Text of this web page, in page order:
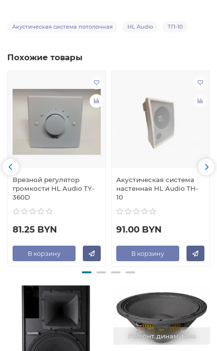
Акустическая система потолочная HL Audio ТП-10
Похожие товары
Врезной регулятор
громкости HL Audio TY-
360D
81.25 BYN
В корзину
Акустическая система
настенная HL Audio TH-
10
91.00 BYN
В корзину
Ремонт динамиков